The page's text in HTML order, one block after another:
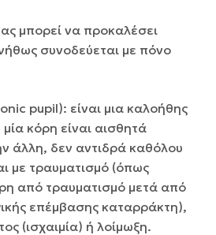
μπορεί να προκαλέσει
συνοδεύεται με πόνο
pupil): είναι μια καλοήθης
κόρη είναι αισθητά
άλλη, δεν αντιδρά καθόλου
με τραυματισμό (όπως
από τραυματισμό μετά από
επέμβασης καταρράκτη),
(ισχαιμία) ή λοίμωξη.